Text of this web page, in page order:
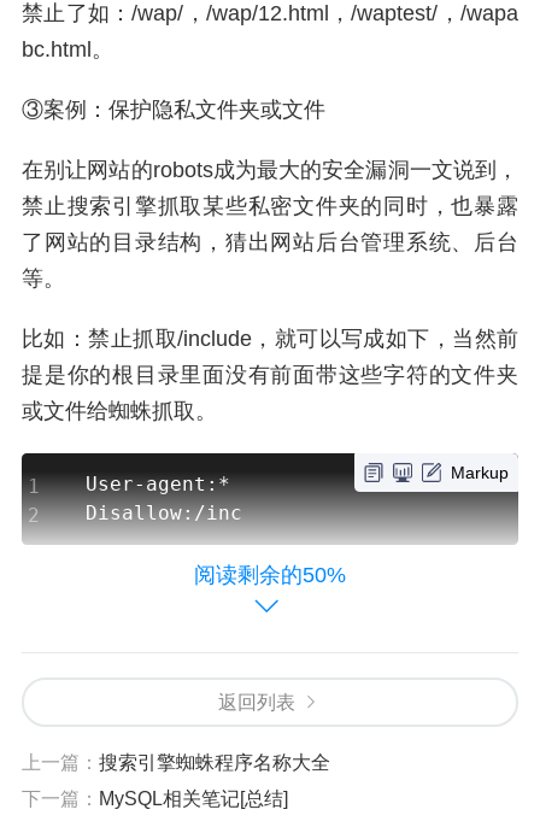
禁止了如：/wap/，/wap/12.html，/waptest/，/wapa
bc.html。
③案例：保护隐私文件夹或文件
在别让网站的robots成为最大的安全漏洞一文说到，
禁止搜索引擎抓取某些私密文件夹的同时，也暴露
了网站的目录结构，猜出网站后台管理系统、后台
等。
比如：禁止抓取/include，就可以写成如下，当然前
提是你的根目录里面没有前面带这些字符的文件夹
或文件给蜘蛛抓取。
Markup
User-agent:*
Disallow:/inc
网站有些动态页面可能会和静态页面相同，造成重
复收录。
①案例：用robots屏蔽动态URL
阅读剩余的50%
返回列表
上一篇： 搜索引擎蜘蛛程序名称大全
下一篇： MySQL相关笔记[总结]